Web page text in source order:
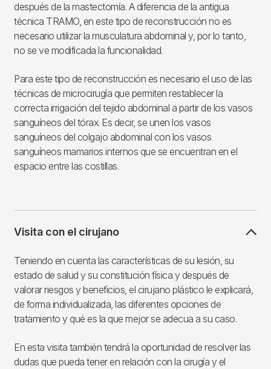
después de la mastectomía. A diferencia de la antigua
técnica TRAMO, en este tipo de reconstrucción no es
necesario utilizar la musculatura abdominal y, por lo tanto,
no se ve modificada la funcionalidad.
Para este tipo de reconstrucción es necesario el uso de las
técnicas de microcirugía que permiten restablecer la
correcta irrigación del tejido abdominal a partir de los vasos
sanguíneos del tórax. Es decir, se unen los vasos
sanguíneos del colgajo abdominal con los vasos
sanguíneos mamarios internos que se encuentran en el
espacio entre las costillas.
Visita con el cirujano
Teniendo en cuenta las características de su lesión, su
estado de salud y su constitución física y después de
valorar riesgos y beneficios, el cirujano plástico le explicará,
de forma individualizada, las diferentes opciones de
tratamiento y qué es la que mejor se adecua a su caso.
En esta visita también tendrá la oportunidad de resolver las
dudas que pueda tener en relación con la cirugía y el